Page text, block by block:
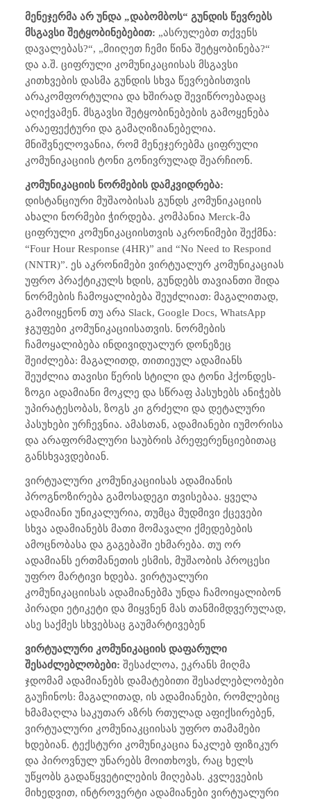
მენეჯერმა არ უნდა „დაბომბოს“ გუნდის წევრებს
მსგავსი შეტყობინებებით: „ასრულებთ თქვენს
დავალებას?“, „მიიღეთ ჩემი წინა შეტყობინება?“
და ა.შ. ციფრული კომუნიკაციისას მსგავსი
კითხვების დასმა გუნდის სხვა წევრებისთვის
არაკომფორტულია და ხშირად შევიწროებადაც
აღიქვამენ. მსგავსი შეტყობინებების გამოყენება
არაეფექტური და გამაღიზიანებელია.
მნიშვნელოვანია, რომ მენეჯერებმა ციფრული
კომუნიკაციის ტონი გონივრულად შეარჩიონ.
კომუნიკაციის ნორმების დამკვიდრება:
დისტანციური მუშაობისას გუნდს კომუნიკაციის
ახალი ნორმები ჭირდება. კომპანია Merck-მა
ციფრული კომუნიკაციისთვის აკრონიმები შექმნა:
“Four Hour Response (4HR)” and “No Need to Respond
(NNTR)”. ეს აკრონიმები ვირტუალურ კომუნიკაციას
უფრო პრაქტიკულს ხდის, გუნდებს თავიანთი შიდა
ნორმების ჩამოყალიბება შეუძლიათ: მაგალითად,
გამოიყენონ თუ არა Slack, Google Docs, WhatsApp
ჯგუფები კომუნიკაციისათვის. ნორმების
ჩამოყალიბება ინდივიდუალურ დონეზეც
შეიძლება: მაგალითდ, თითიეულ ადამიანს
შეუძლია თავისი წერის სტილი და ტონი ჰქონდეს-
ზოგი ადამიანი მოკლე და სწრაფ პასუხებს ანიჭებს
უპირატესობას, ზოგს კი გრძელი და დეტალური
პასუხები ურჩევნია. ამასთან, ადამიანები იუმორისა
და არაფორმალური საუბრის პრეფერენციებითაც
განსხვავდებიან.
ვირტუალური კომუნიკაციისას ადამიანის
პროგნოზირება გამოსადეგი თვისებაა. ყველა
ადამიანი უნიკალურია, თუმცა მუდმივი ქცევები
სხვა ადამიანებს მათი მომავალი ქმედებების
ამოცნობასა და გაგებაში ეხმარება. თუ ორ
ადამიანს ერთმანეთის ესმის, მუშაობის პროცესი
უფრო მარტივი ხდება. ვირტუალური
კომუნიკაციისას ადამიანებმა უნდა ჩამოიყალიბონ
პირადი ეტიკეტი და მიყვნენ მას თანმიმდვერულად,
ასე საქმეს სხვებსაც გაუმარტივებენ
ვირტუალური კომუნიკაციის დაფარული
შესაძლებლობები: შესაძლოა, ეკრანს მიღმა
ჯდომამ ადამიანებს დამატებითი შესაძლებლობები
გაუჩინოს: მაგალითად, ის ადამიანები, რომლებიც
ხმამაღლა საკუთარ აზრს რთულად აფიქსირებენ,
ვირტუალური კომუნიაკციისას უფრო თამამები
ხდებიან. ტექსტური კომუნიკაცია ნაკლებ ფიზიკურ
და პიროვნულ უნარებს მოითხოვს, რაც ხელს
უწყობს გადაწყვეტილების მიღებას. კვლევების
მიხედვით, ინტროვერტი ადამიანები ვირტუალური